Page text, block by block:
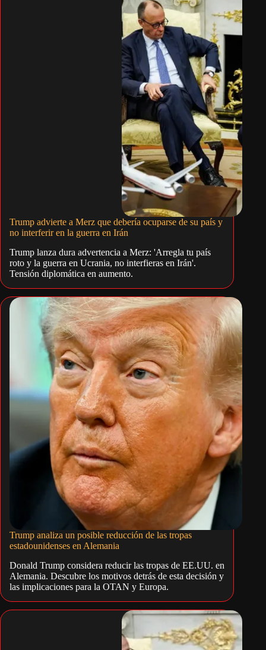
Trump advierte a Merz que debería ocuparse de su país y
no interferir en la guerra en Irán
Trump lanza dura advertencia a Merz: 'Arregla tu país
roto y la guerra en Ucrania, no interfieras en Irán'.
Tensión diplomática en aumento.
Trump analiza un posible reducción de las tropas
estadounidenses en Alemania
Donald Trump considera reducir las tropas de EE.UU. en
Alemania. Descubre los motivos detrás de esta decisión y
las implicaciones para la OTAN y Europa.